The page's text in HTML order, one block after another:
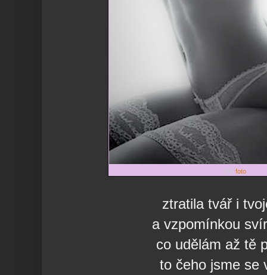
linkfoto
ztratila tvář i
a vzpomínkou
co udělám až tě
to čeho jsme se